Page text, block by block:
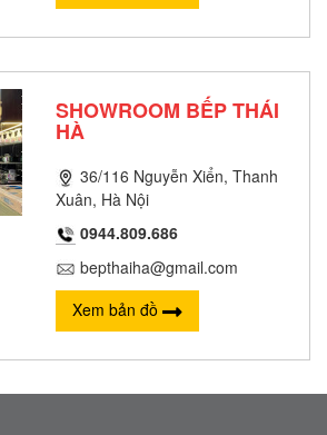
SHOWROOM BẾP THÁI
HÀ
36/116 Nguyễn Xiển, Thanh
Xuân, Hà Nội
0944.809.686
bepthaiha@gmail.com
Xem bản đồ